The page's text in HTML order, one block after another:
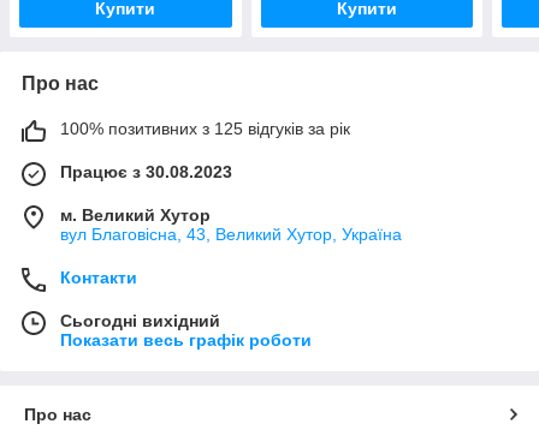
Купити Купити
Про нас
100% позитивних з 125 відгуків за рік
Працює з 30.08.2023
м. Великий Хутор
вул Благовісна, 43, Великий Хутор, Україна
Контакти
Сьогодні вихідний
Показати весь графік роботи
Про нас